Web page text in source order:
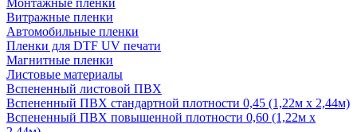
Витражные пленки
Автомобильные пленки
Пленки для DTF UV печати
Магнитные пленки
Листовые материалы
Вспененный листовой ПВХ
Вспененный ПВХ стандартной плотности 0,45 (1,22м х 2,44м)
Вспененный ПВХ повышенной плотности 0,60 (1,22м х